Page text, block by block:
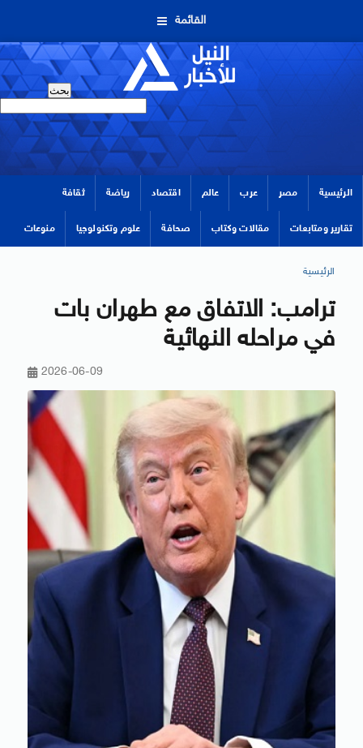
القائمة
الرئيسية مصر عرب عالم اقتصاد رياضة ثقافة
تقارير ومتابعات مقالات وكتاب صحافة علوم وتكنولوجيا منوعات
الرئيسية
ترامب: الاتفاق مع طهران بات
في مراحله النهائية
2026-06-09